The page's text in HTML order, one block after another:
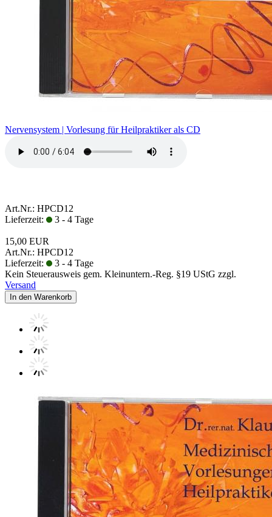
Nervensystem | Vorlesung für Heilpraktiker als CD
Art.Nr.: HPCD12
Lieferzeit:
3 - 4 Tage
15,00 EUR
Art.Nr.: HPCD12
Lieferzeit:
3 - 4 Tage
Kein Steuerausweis gem. Kleinuntern.-Reg. §19 UStG zzgl.
Versand
In den Warenkorb